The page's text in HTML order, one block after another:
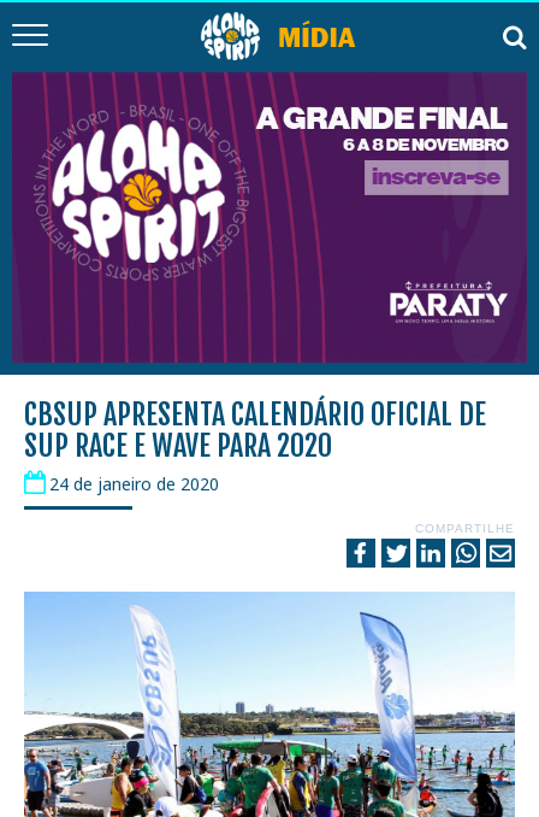
CBSUP APRESENTA CALENDÁRIO OFICIAL DE
SUP RACE E WAVE PARA 2020
24 de janeiro de 2020
COMPARTILHE